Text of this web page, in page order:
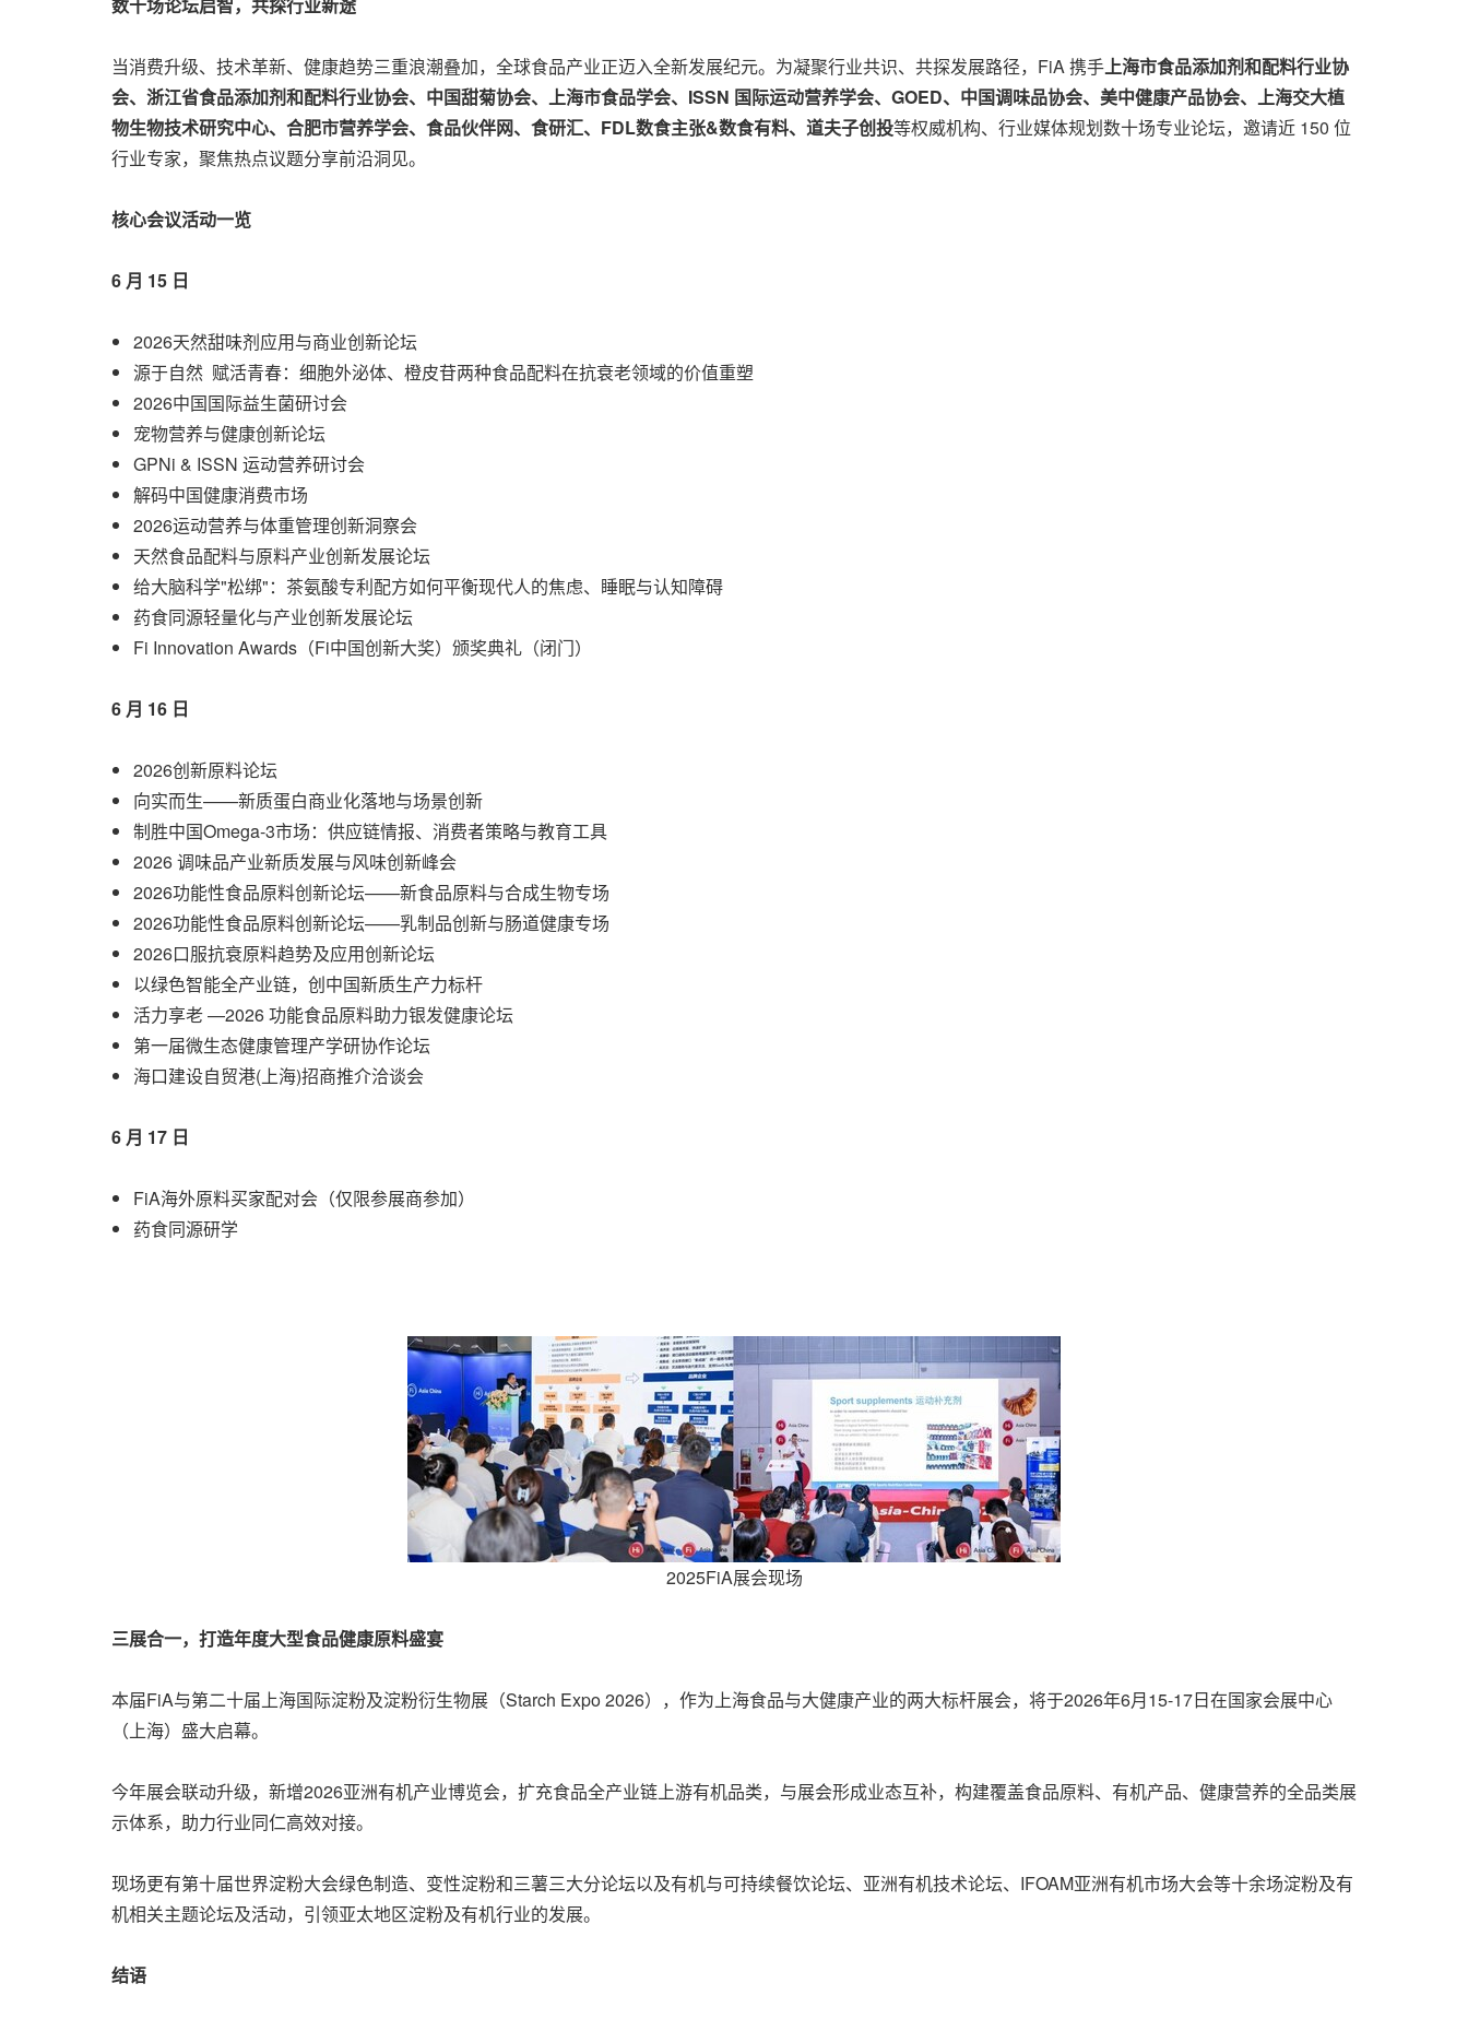
当消费升级、技术革新、健康趋势三重浪潮叠加，全球食品产业正迈入全新发展纪元。为凝聚行业共识、共探发展路径，FiA 携手上海市食品添加剂和配料行业协
会、浙江省食品添加剂和配料行业协会、中国甜菊协会、上海市食品学会、ISSN 国际运动营养学会、GOED、中国调味品协会、美中健康产品协会、上海交大植
物生物技术研究中心、合肥市营养学会、食品伙伴网、食研汇、FDL数食主张&数食有料、道夫子创投等权威机构、行业媒体规划数十场专业论坛，邀请近 150 位
行业专家，聚焦热点议题分享前沿洞见。
核心会议活动一览
6 月 15 日
2026天然甜味剂应用与商业创新论坛
源于自然 赋活青春：细胞外泌体、橙皮苷两种食品配料在抗衰老领域的价值重塑
2026中国国际益生菌研讨会
宠物营养与健康创新论坛
GPNi & ISSN 运动营养研讨会
解码中国健康消费市场
2026运动营养与体重管理创新洞察会
天然食品配料与原料产业创新发展论坛
给大脑科学"松绑"：茶氨酸专利配方如何平衡现代人的焦虑、睡眠与认知障碍
药食同源轻量化与产业创新发展论坛
Fi Innovation Awards（Fi中国创新大奖）颁奖典礼（闭门）
6 月 16 日
2026创新原料论坛
向实而生——新质蛋白商业化落地与场景创新
制胜中国Omega-3市场：供应链情报、消费者策略与教育工具
2026 调味品产业新质发展与风味创新峰会
2026功能性食品原料创新论坛——新食品原料与合成生物专场
2026功能性食品原料创新论坛——乳制品创新与肠道健康专场
2026口服抗衰原料趋势及应用创新论坛
以绿色智能全产业链，创中国新质生产力标杆
活力享老 —2026 功能食品原料助力银发健康论坛
第一届微生态健康管理产学研协作论坛
海口建设自贸港(上海)招商推介洽谈会
6 月 17 日
FiA海外原料买家配对会（仅限参展商参加）
药食同源研学
2025FiA展会现场
三展合一，打造年度大型食品健康原料盛宴
本届FiA与第二十届上海国际淀粉及淀粉衍生物展（Starch Expo 2026），作为上海食品与大健康产业的两大标杆展会，将于2026年6月15-17日在国家会展中心
（上海）盛大启幕。
今年展会联动升级，新增2026亚洲有机产业博览会，扩充食品全产业链上游有机品类，与展会形成业态互补，构建覆盖食品原料、有机产品、健康营养的全品类展
示体系，助力行业同仁高效对接。
现场更有第十届世界淀粉大会绿色制造、变性淀粉和三薯三大分论坛以及有机与可持续餐饮论坛、亚洲有机技术论坛、IFOAM亚洲有机市场大会等十余场淀粉及有
机相关主题论坛及活动，引领亚太地区淀粉及有机行业的发展。
结语